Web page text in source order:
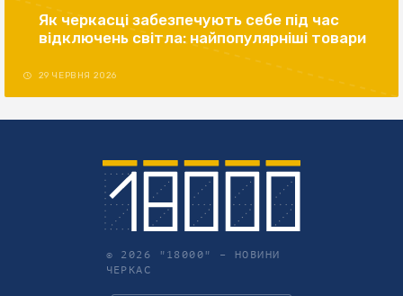
Як черкасці забезпечують себе під час
відключень світла: найпопулярніші товари
29 ЧЕРВНЯ 2026
© 2026 "18000" – НОВИНИ
ЧЕРКАС